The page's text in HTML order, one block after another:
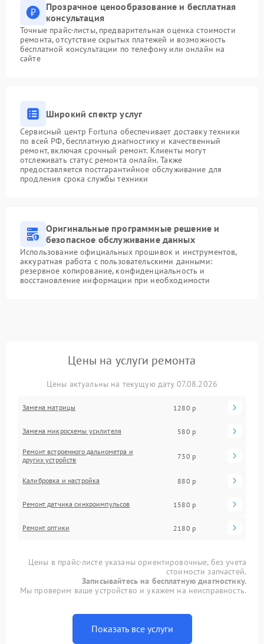
Прозрачное ценообразование и бесплатная
консультация
Точные прайс-листы, предварительная оценка стоимости
ремонта, отсутствие скрытых платежей и возможность
бесплатной консультации по телефону или онлайн на
сайте
Широкий спектр услуг
Сервисный центр Fortuna обеспечивает доставку техники
по всей РФ, бесплатную диагностику и качественный
ремонт, включая срочный ремонт. Клиенты могут
отслеживать статус ремонта онлайн. Также
предоставляется постгарантийное обслуживание для
продления срока службы техники
Оригинальные программные решение и
безопасное обслуживание данных
Использование официальных прошивок и инструментов,
аккуратная работа с пользовательскими данными:
резервное копирование, конфиденциальность и
восстановление информации при необходимости
Цены на услуги ремонта
Цены актуальны на текущую дату 07.08.2026
Замена матрицы 1280 р
Замена микросхемы усилителя 580 р
Ремонт встроенного дальнометра и
других устройств
730 р
Калибровка и настройка 880 р
Ремонт датчика синхроимпульсов 1580 р
Ремонт оптики 2180 р
Цены в прайс-листе указаны ориентировочные, без учета
стоимости запчастей.
Записывайтесь на бесплатную диагностику.
Мы проверим ваше устройство и укажем на неисправность.
Показать все услуги